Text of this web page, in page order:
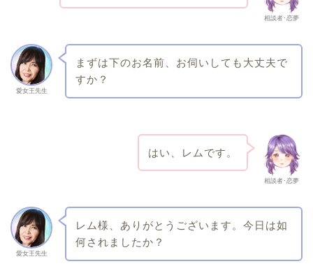
相談者･恋夢
愛女王先生
まずは下のお名前、お伺いしても大丈夫で
すか？
相談者･恋夢
はい、レムです。
愛女王先生
レム様、ありがとうございます。今日は如
何されましたか？